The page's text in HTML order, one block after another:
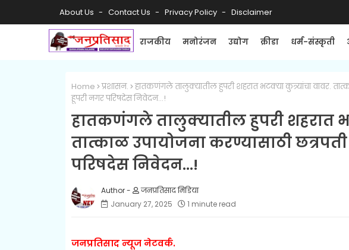
About Us Contact Us Privacy Policy Disclaimer
राजकीय मनोरंजन उद्योग क्रीडा धर्म-संस्कृती
Home प्रशासन.
हातकणंगले तालुक्यातील हुपरी शहरात भटक्या कुत्र्यांचा वावर.
हूपरी नगर परिषदेस निवेदन...!
हातकणंगले तालुक्यातील हुपरी शहरात
तात्काळ उपायोजना करण्यासाठी
परिषदेस निवेदन...!
जनप्रतिसाद मिडिया
January 27, 2025
1 minute read
जनप्रतिसाद न्यूज नेटवर्क.